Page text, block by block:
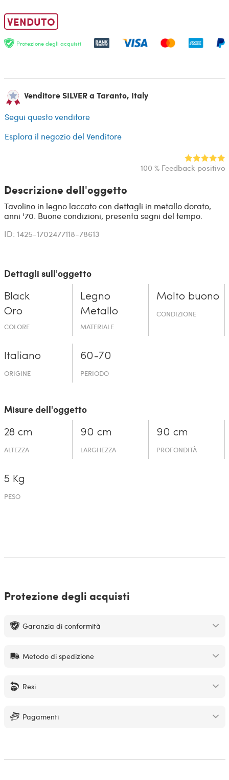
VENDUTO
Protezione degli acquisti
Venditore SILVER a Taranto, Italy
Segui questo venditore
Esplora il negozio del Venditore
100 % Feedback positivo
Descrizione dell'oggetto
Tavolino in legno laccato con dettagli in metallo dorato,
anni '70. Buone condizioni, presenta segni del tempo.
ID: 1425-1702477118-78613
Dettagli sull'oggetto
Black
Oro
COLORE
Legno
Metallo
MATERIALE
Molto buono
CONDIZIONE
Italiano
ORIGINE
60-70
PERIODO
Misure dell'oggetto
28 cm
ALTEZZA
90 cm
LARGHEZZA
90 cm
PROFONDITÀ
5 Kg
PESO
Protezione degli acquisti
Garanzia di conformità
Metodo di spedizione
Resi
Pagamenti